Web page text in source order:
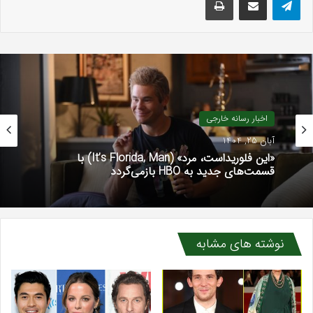
اخبار رسانه خارجی
آبان 25, 1404
«این فلوریداست، مرد» (It’s Florida, Man) با
قسمت‌های جدید به HBO بازمی‌گردد
نوشته های مشابه